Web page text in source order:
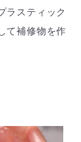
ラスティック
て補修物を作